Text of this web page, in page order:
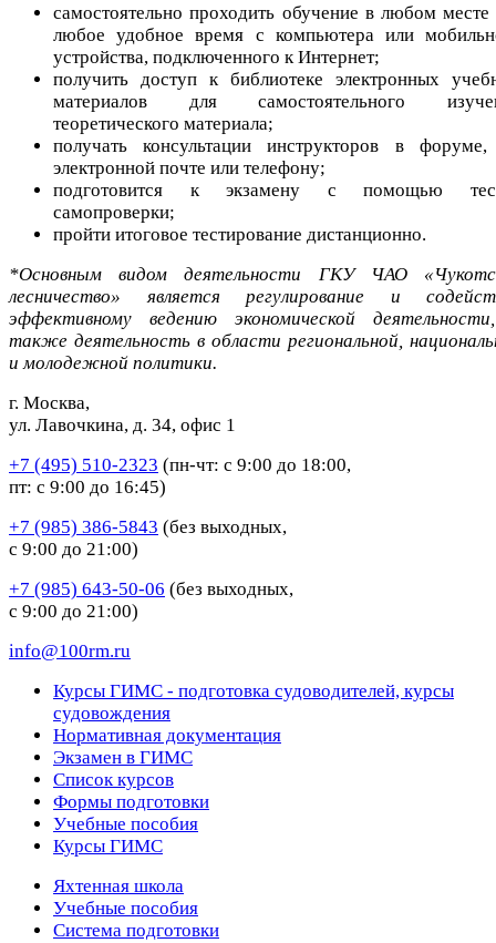
самостоятельно проходить обучение в любом
любое удобное время с компьютера или
устройства, подключенного к Интернет;
получить доступ к библиотеке электронных
материалов для самостоятельного
теоретического материала;
получать консультации инструкторов в
электронной почте или телефону;
подготовится к экзамену с помощью
самопроверки;
пройти итоговое тестирование дистанционно.
*Основным видом деятельности ГКУ ЧАО
лесничество» является регулирование и
эффективному ведению экономической
также деятельность в области региональной,
и молодежной политики.
г. Москва,
ул. Лавочкина, д. 34, офис 1
+7 (495) 510-2323 (пн-чт: с 9:00 до 18:00,
пт: с 9:00 до 16:45)
+7 (985) 386-5843 (без выходных,
с 9:00 до 21:00)
+7 (985) 643-50-06 (без выходных,
с 9:00 до 21:00)
info@100rm.ru
Курсы ГИМС - подготовка судоводителей, курсы
судовождения
Нормативная документация
Экзамен в ГИМС
Список курсов
Формы подготовки
Учебные пособия
Курсы ГИМС
Яхтенная школа
Учебные пособия
Cистема подготовки